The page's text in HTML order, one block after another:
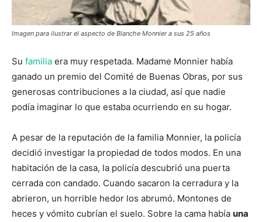
Imagen para ilustrar el aspecto de Blanche Monnier a sus 25 años
Su familia era muy respetada. Madame Monnier había
ganado un premio del Comité de Buenas Obras, por sus
generosas contribuciones a la ciudad, así que nadie
podía imaginar lo que estaba ocurriendo en su hogar.
A pesar de la reputación de la familia Monnier, la policía
decidió investigar la propiedad de todos modos. En una
habitación de la casa, la policía descubrió una puerta
cerrada con candado. Cuando sacaron la cerradura y la
abrieron, un horrible hedor los abrumó. Montones de
heces y vómito cubrían el suelo. Sobre la cama había una